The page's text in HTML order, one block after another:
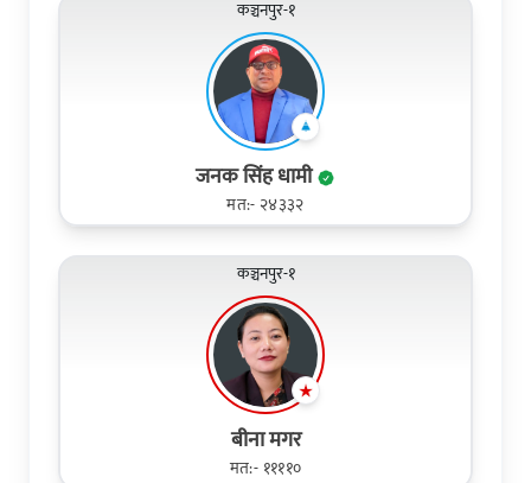
कञ्चनपुर-१
जनक सिंह धामी
मत:- २४३३२
कञ्चनपुर-१
बीना मगर
मत:- ११११०